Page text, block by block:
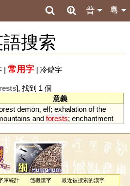
粵
普
搜索
| 常用字| 冷僻字
], 找到 1 個
意義
demon, elf; exhalation of the
and forests; enchantment
庫統計 隨機漢字
最近被搜索的漢字